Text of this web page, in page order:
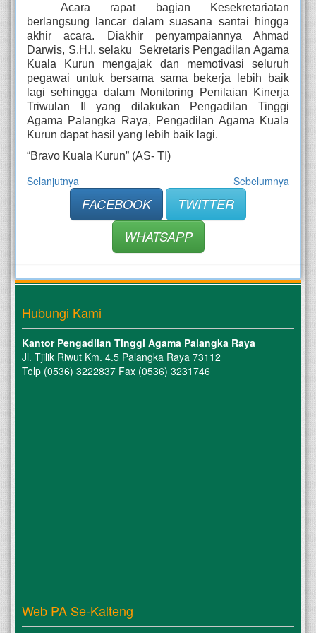
Acara rapat bagian Kesekretariatan
berlangsung lancar dalam suasana santai hingga
akhir acara. Diakhir penyampaiannya Ahmad
Darwis, S.H.I. selaku  Sekretaris Pengadilan Agama
Kuala Kurun mengajak dan memotivasi seluruh
pegawai untuk bersama sama bekerja lebih baik
lagi sehingga dalam Monitoring Penilaian Kinerja
Triwulan II yang dilakukan Pengadilan Tinggi
Agama Palangka Raya, Pengadilan Agama Kuala
Kurun dapat hasil yang lebih baik lagi.
“Bravo Kuala Kurun” (AS- TI)
Selanjutnya Sebelumnya
FACEBOOK
TWITTER
WHATSAPP
Hubungi Kami
Kantor Pengadilan Tinggi Agama Palangka Raya
Jl. Tjilik Riwut Km. 4.5 Palangka Raya 73112
Telp (0536) 3222837 Fax (0536) 3231746
Web PA Se-Kalteng